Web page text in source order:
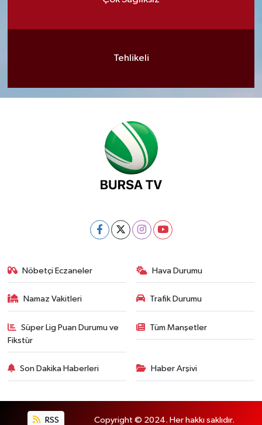
Tehlikeli
Nöbetçi Eczaneler Hava Durumu
Namaz Vakitleri Trafik Durumu
Süper Lig Puan Durumu ve
Fikstür
Tüm Manşetler
Son Dakika Haberleri Haber Arşivi
RSS Copyright © 2024. Her hakkı saklıdır.